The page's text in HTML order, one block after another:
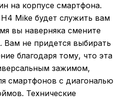
на корпусе смартфона.
Mike будет служить вам
вы наверняка смените
Вам не придется выбирать
благодаря тому, что эта
зажимом,
смартфонов с диагональю
Технические